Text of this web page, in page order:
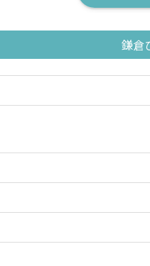
鎌倉